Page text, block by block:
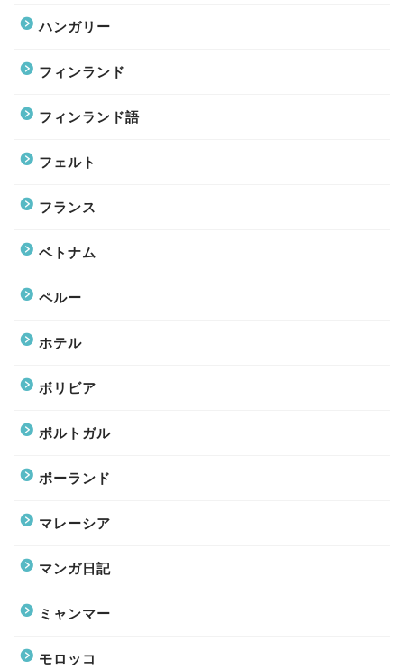
ハンガリー
フィンランド
フィンランド語
フェルト
フランス
ベトナム
ペルー
ホテル
ボリビア
ポルトガル
ポーランド
マレーシア
マンガ日記
ミャンマー
モロッコ